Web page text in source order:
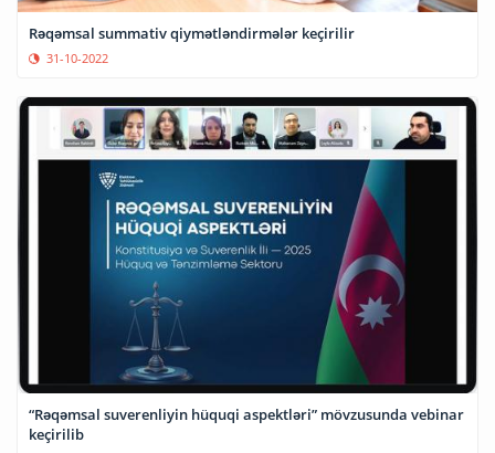
Rəqəmsal summativ qiymətləndirmələr keçirilir
31-10-2022
“Rəqəmsal suverenliyin hüquqi aspektləri” mövzusunda vebinar
keçirilib